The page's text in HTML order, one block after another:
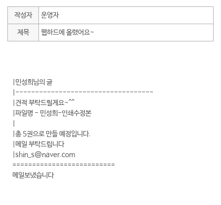
작성자 운영자
제목 웹하드에 올렸어요~
|민성희님의 글
|-----------------------------------
|견적 부탁드릴게요~^^
|파일명 - 민성희-인쇄수정본
|총 5권으로 만들 예정입니다.
|메일 부탁드립니다
|shin_s@naver.com
==========================
메일보냈습니다